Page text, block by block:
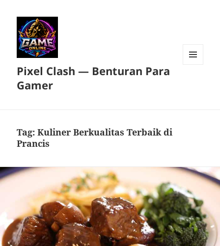
Pixel Clash — Benturan Para
Gamer
Tag:Kuliner Berkualitas Terbaik di
Prancis